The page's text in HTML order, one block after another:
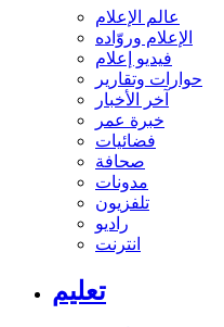
عالم الإعلام
الإعلام وروّاده
فيديو إعلام
حوارات وتقارير
آخر الأخبار
خبرة عمر
فضائيات
صحافة
مدونات
تلفزيون
راديو
انترنت
تعليم